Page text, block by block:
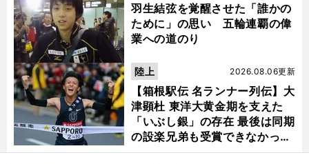
羽生結弦を覚醒させた「誰かの
ために」の思い 五輪連覇の偉
業への道のり
【箱根駅伝 名ランナー列伝】大
津顕杜 東洋大黄金期を支えた
「いぶし銀」の存在 最後は同期
の設楽兄弟も受賞できなかった
金栗杯に輝く
2026.08.06更新
陸上